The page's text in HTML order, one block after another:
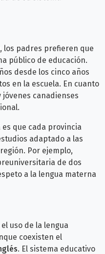
los padres prefieren que
público de educación.
desde los cinco años
en la escuela. En cuanto
jóvenes canadienses
que cada provincia
adaptado a las
Por ejemplo,
de dos
a la lengua materna
uso de la lengua
coexisten el
. El sistema educativo